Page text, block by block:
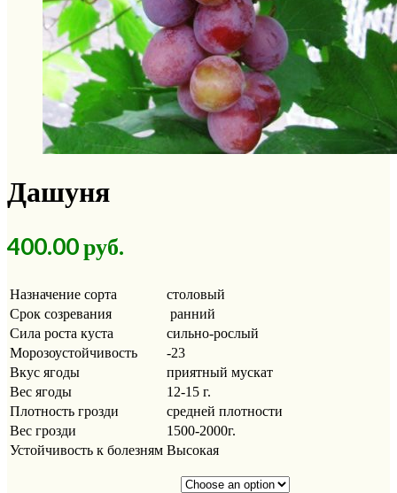
Дашуня
400.00руб.
Назначение сорта
столовый
Срок созревания
ранний
Сила роста куста
сильно-рослый
Морозоустойчивость
-23
Вкус ягоды
приятный мускат
Вес ягоды
12-15 г.
Плотность грозди
средней плотности
Вес грозди
1500-2000г.
Устойчивость к болезням Высокая